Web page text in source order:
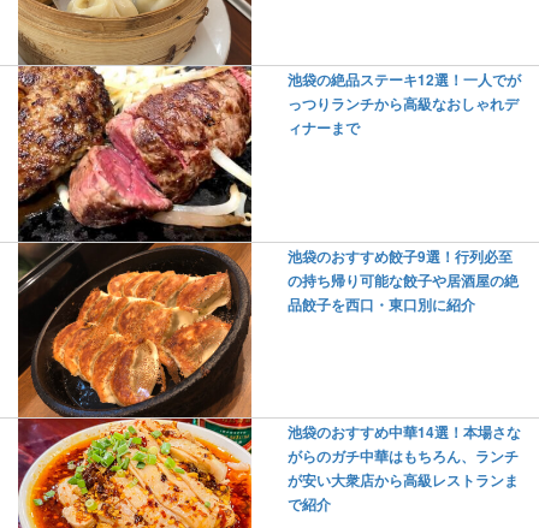
池袋の絶品ステーキ12選！一人でが
っつりランチから高級なおしゃれデ
ィナーまで
池袋のおすすめ餃子9選！行列必至
の持ち帰り可能な餃子や居酒屋の絶
品餃子を西口・東口別に紹介
池袋のおすすめ中華14選！本場さな
がらのガチ中華はもちろん、ランチ
が安い大衆店から高級レストランま
で紹介